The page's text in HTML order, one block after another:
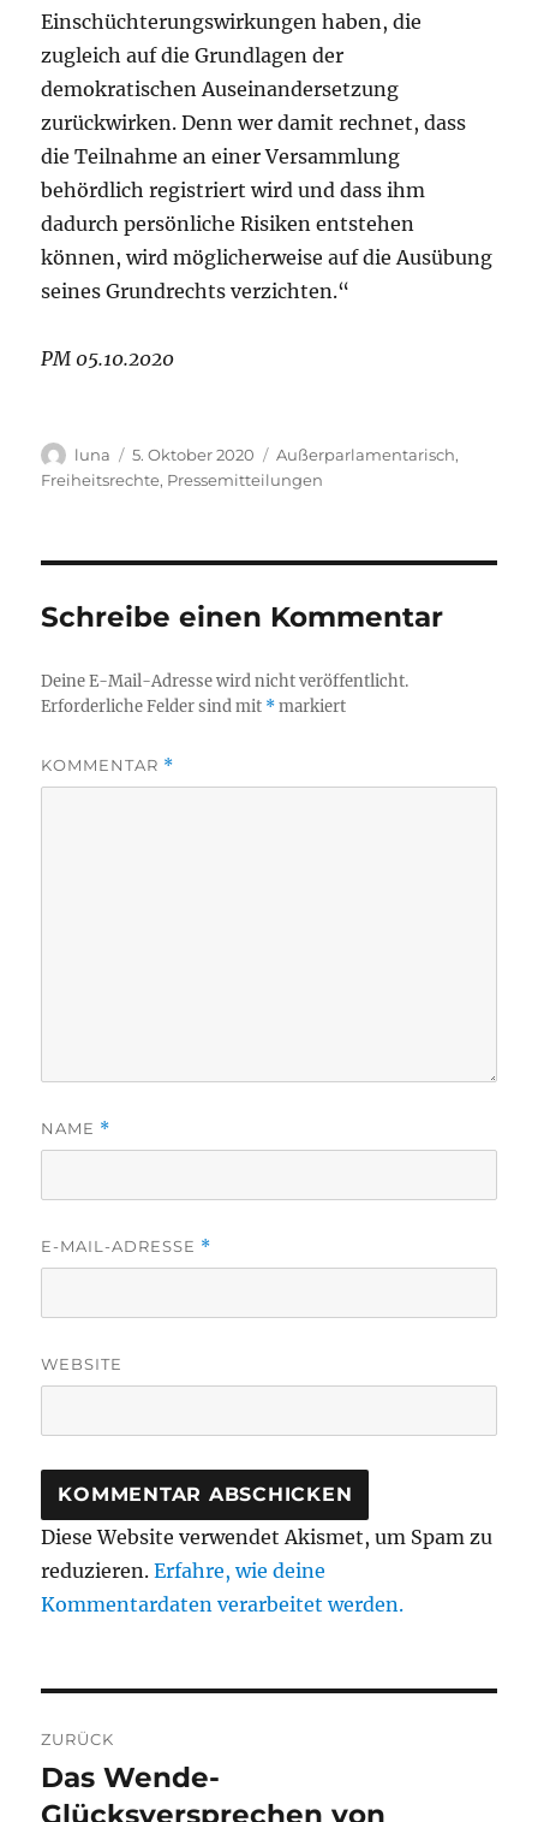
Einschüchterungswirkungen haben, die
zugleich auf die Grundlagen der
demokratischen Auseinandersetzung
zurückwirken. Denn wer damit rechnet, dass
die Teilnahme an einer Versammlung
behördlich registriert wird und dass ihm
dadurch persönliche Risiken entstehen
können, wird möglicherweise auf die Ausübung
seines Grundrechts verzichten.“
PM 05.10.2020
Autor
luna
Veröffentlicht
am
5. Oktober 2020 Kategorien
Außerparlamentarisch,
Freiheitsrechte, Pressemitteilungen
Schreibe einen Kommentar
Deine E-Mail-Adresse wird nicht veröffentlicht.
Erforderliche Felder sind mit *markiert
KOMMENTAR *
NAME *
E-MAIL-ADRESSE *
WEBSITE
Diese Website verwendet Akismet, um Spam zu
reduzieren.Erfahre, wie deine
Kommentardaten verarbeitet werden.
ZURÜCK
Vorheriger
Beitrag:
Das Wende-
Glücksversprechen von